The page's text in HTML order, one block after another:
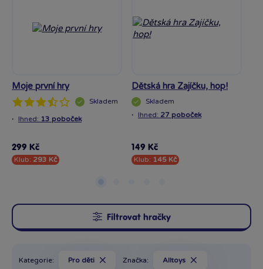
Moje první hry
Skladem
· Ihned: 13 poboček
299 Kč
Klub: 293 Kč
Dětská hra Zajíčku, hop!
Skladem
· Ihned: 27 poboček
149 Kč
Klub: 145 Kč
Filtrovat hračky
Kategorie: Pro děti Značka: Alltoys